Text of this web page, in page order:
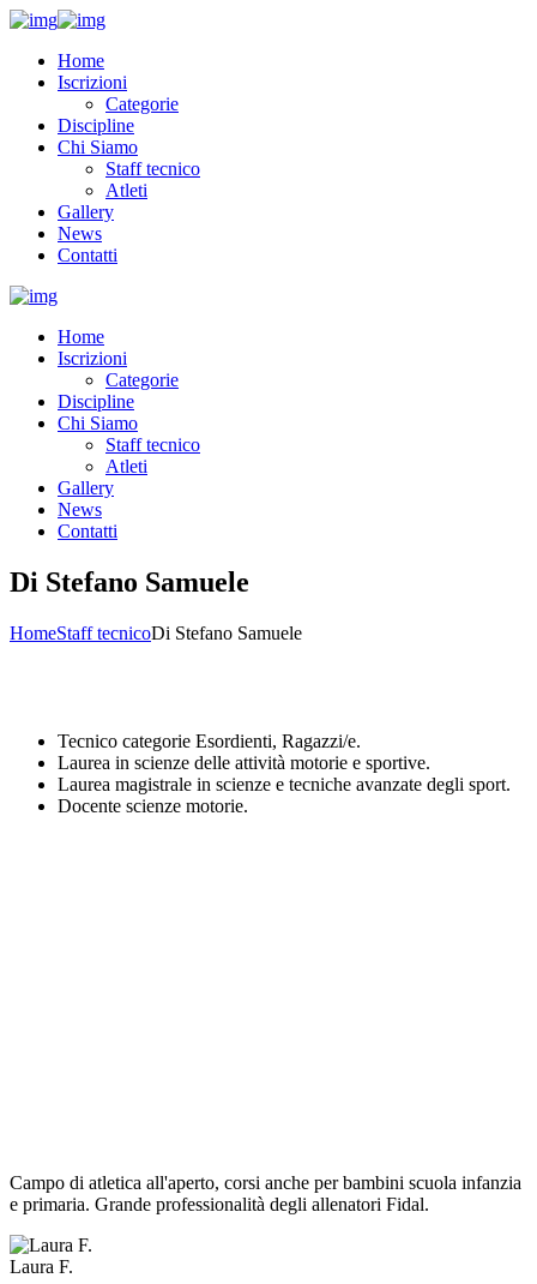
Home
Iscrizioni
Categorie
Discipline
Chi Siamo
Staff tecnico
Atleti
Gallery
News
Contatti
Home
Iscrizioni
Categorie
Discipline
Chi Siamo
Staff tecnico
Atleti
Gallery
News
Contatti
Di Stefano Samuele
HomeStaff tecnicoDi Stefano Samuele
Tecnico categorie Esordienti, Ragazzi/e.
Laurea in scienze delle attività motorie e sportive.
Laurea magistrale in scienze e tecniche avanzate degli sport.
Docente scienze motorie.
Campo di atletica all'aperto, corsi anche per bambini scuola infanzia
e primaria. Grande professionalità degli allenatori Fidal.
Laura F.